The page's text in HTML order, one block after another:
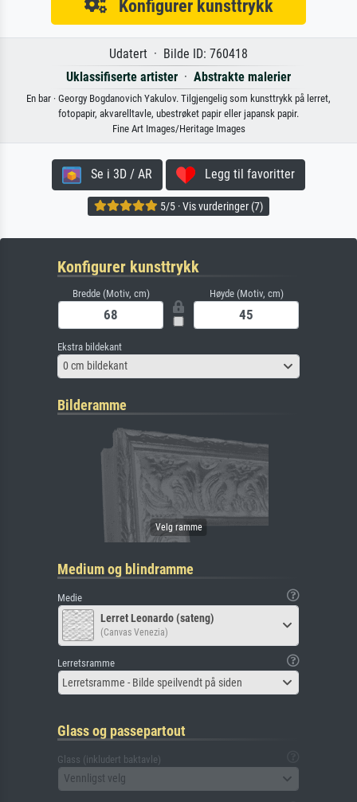
Konfigurer kunsttrykk
Udatert · Bilde ID: 760418
Uklassifiserte artister · Abstrakte malerier
En bar · Georgy Bogdanovich Yakulov. Tilgjengelig som kunsttrykk på lerret,
fotopapir, akvarelltavle, ubestrøket papir eller japansk papir.
Fine Art Images/Heritage Images
Se i 3D / AR Legg til favoritter
5/5 · Vis vurderinger (7)
Konfigurer kunsttrykk
Bredde (Motiv, cm) Høyde (Motiv, cm)
Ekstra bildekant
0 cm bildekant
Bilderamme
Medium og blindramme
Medie
Lerret Leonardo (sateng)
(Canvas Venezia)
Lerretsramme
Lerretsramme - Bilde speilvendt på siden
Glass og passepartout
Glass (inkludert baktavle)
Vennligst velg